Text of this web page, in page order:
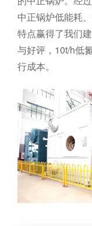
中正锅炉低能耗
特点赢得了我们
与好评，10t/h低
行成本。